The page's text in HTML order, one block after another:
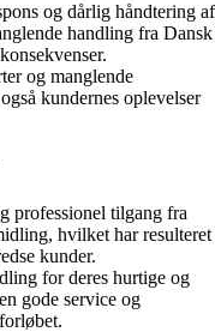
og dårlig håndtering af
handling fra Dansk
og manglende
kundernes oplevelser
professionel tilgang fra
hvilket har resulteret
kunder.
for deres hurtige og
gode service og